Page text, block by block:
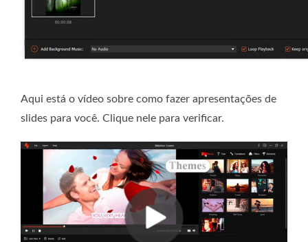
Aqui está o vídeo sobre como fazer apresentações de
slides para você. Clique nele para verificar.